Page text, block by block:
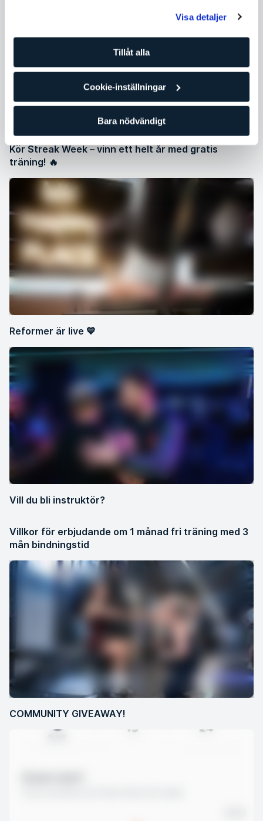
Visa detaljer
Tillåt alla
Cookie-inställningar
Bara nödvändigt
Kör Streak Week – vinn ett helt år med gratis
träning! 🔥
Reformer är live 💙
Vill du bli instruktör?
Villkor för erbjudande om 1 månad fri träning med 3
mån bindningstid
COMMUNITY GIVEAWAY!